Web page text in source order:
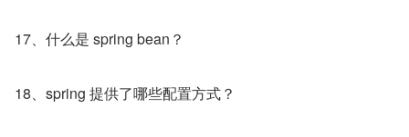
17、什么是 spring bean？
18、spring 提供了哪些配置方式？